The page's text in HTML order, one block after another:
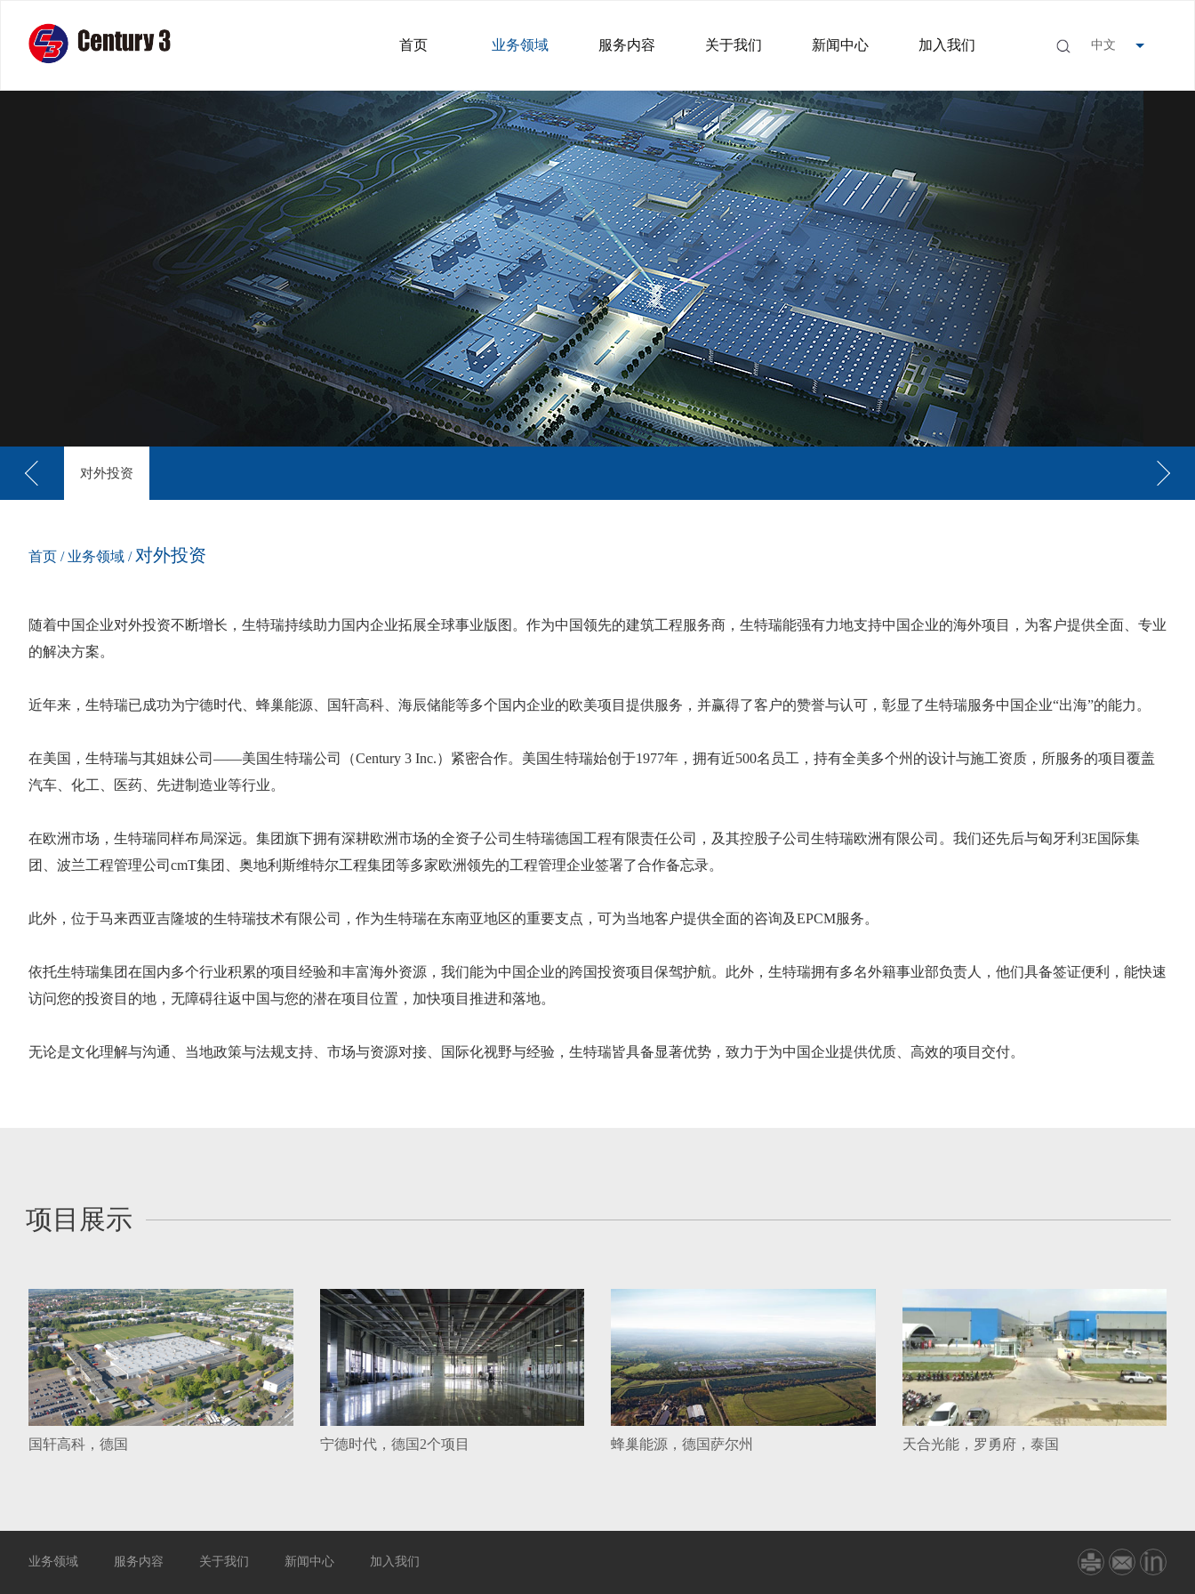
中文
首页 业务领域 服务内容 关于我们 新闻中心 加入我们
水处理 对外投资
首页 / 业务领域 / 对外投资
随着中国企业对外投资不断增长，生特瑞持续助力国内企业拓展全球事业版图。作为中国领先的建筑工程服务商，生特瑞能强有力地支持中国企业的海外项目，为客户提供全面、专业
的解决方案。
近年来，生特瑞已成功为宁德时代、蜂巢能源、国轩高科、海辰储能等多个国内企业的欧美项目提供服务，并赢得了客户的赞誉与认可，彰显了生特瑞服务中国企业“出海”的能力。
在美国，生特瑞与其姐妹公司——美国生特瑞公司（Century 3 Inc.）紧密合作。美国生特瑞始创于1977年，拥有近500名员工，持有全美多个州的设计与施工资质，所服务的项目覆盖
汽车、化工、医药、先进制造业等行业。
在欧洲市场，生特瑞同样布局深远。集团旗下拥有深耕欧洲市场的全资子公司生特瑞德国工程有限责任公司，及其控股子公司生特瑞欧洲有限公司。我们还先后与匈牙利3E国际集
团、波兰工程管理公司cmT集团、奥地利斯维特尔工程集团等多家欧洲领先的工程管理企业签署了合作备忘录。
此外，位于马来西亚吉隆坡的生特瑞技术有限公司，作为生特瑞在东南亚地区的重要支点，可为当地客户提供全面的咨询及EPCM服务。
依托生特瑞集团在国内多个行业积累的项目经验和丰富海外资源，我们能为中国企业的跨国投资项目保驾护航。此外，生特瑞拥有多名外籍事业部负责人，他们具备签证便利，能快速
访问您的投资目的地，无障碍往返中国与您的潜在项目位置，加快项目推进和落地。
无论是文化理解与沟通、当地政策与法规支持、市场与资源对接、国际化视野与经验，生特瑞皆具备显著优势，致力于为中国企业提供优质、高效的项目交付。
项目展示
国轩高科，德国 宁德时代，德国2个项目 蜂巢能源，德国萨尔州 天合光能，罗勇府，泰国
业务领域 服务内容 关于我们 新闻中心 加入我们